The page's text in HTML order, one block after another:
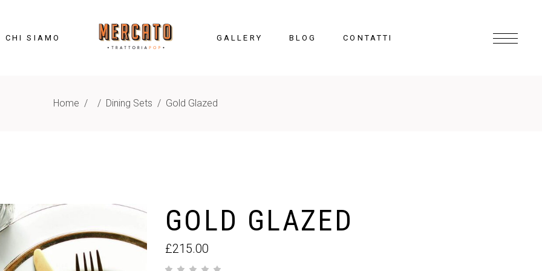
CHI SIAMO GALLERY BLOG CONTATTI
Home / / Dining Sets / Gold Glazed
GOLD GLAZED
£215.00